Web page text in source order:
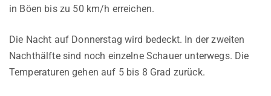
in Böen bis zu 50 km/h erreichen.
Die Nacht auf Donnerstag wird bedeckt. In der zweiten
Nachthälfte sind noch einzelne Schauer unterwegs. Die
Temperaturen gehen auf 5 bis 8 Grad zurück.